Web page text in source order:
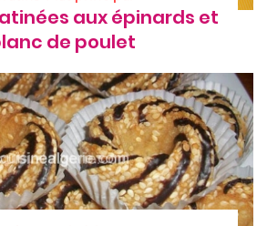
aux épinards et
de poulet